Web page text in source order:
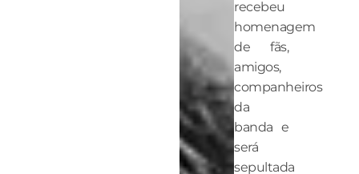
recebeu
homenagem
de fãs,
amigos,
companheiros
da
banda e
será
sepultada